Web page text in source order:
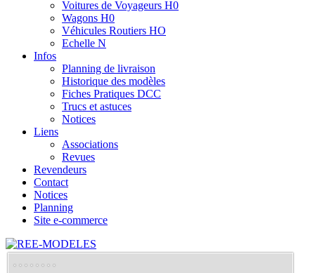
Voitures de Voyageurs H0
Wagons H0
Véhicules Routiers HO
Echelle N
Infos
Planning de livraison
Historique des modèles
Fiches Pratiques DCC
Trucs et astuces
Notices
Liens
Associations
Revues
Revendeurs
Contact
Notices
Planning
Site e-commerce